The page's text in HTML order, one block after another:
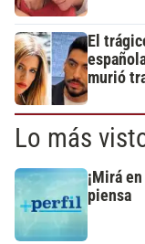
El
murió
Lo más
¡Mirá
piensa